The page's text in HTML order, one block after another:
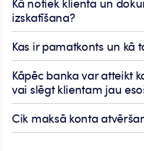
izskatīšana?
Kas ir pamatkonts un kā
Kāpēc banka var atteikt
vai slēgt klientam jau
Cik maksā konta